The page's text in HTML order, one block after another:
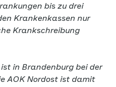
bis zu drei
Krankenkassen nur
Krankschreibung
in Brandenburg bei der
AOK Nordost ist damit